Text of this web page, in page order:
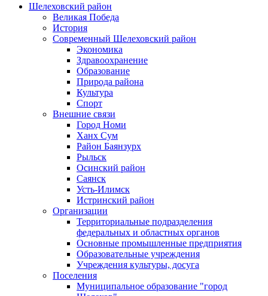
Шелеховский район
Великая Победа
История
Современный Шелеховский район
Экономика
Здравоохранение
Образование
Природа района
Культура
Спорт
Внешние связи
Город Номи
Ханх Сум
Район Баянзурх
Рыльск
Осинский район
Саянск
Усть-Илимск
Истринский район
Организации
Территориальные подразделения
федеральных и областных органов
Основные промышленные предприятия
Образовательные учреждения
Учреждения культуры, досуга
Поселения
Муниципальное образование "город